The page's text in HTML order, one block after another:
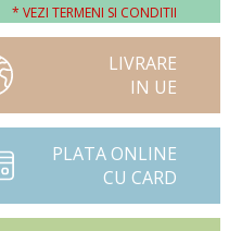
* VEZI TERMENI SI CONDITII
LIVRARE
IN UE
PLATA ONLINE
CU CARD